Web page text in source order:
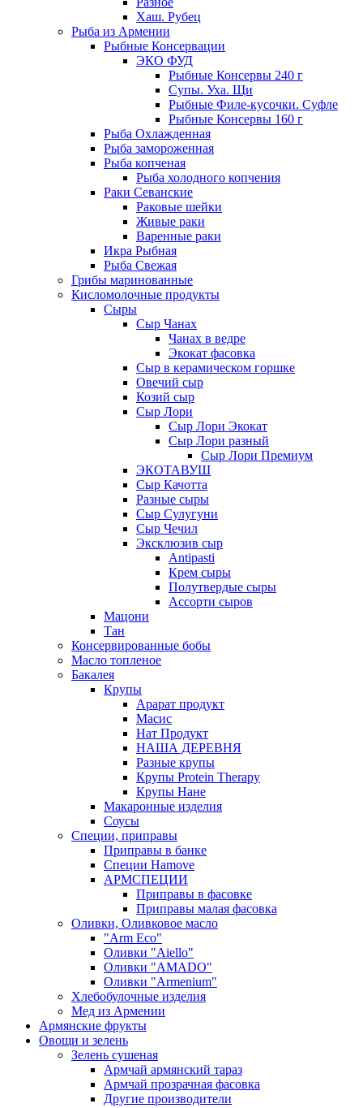
Хаш. Рубец
Рыба из Армении
Рыбные Консервации
ЭКО ФУД
Рыбные Консервы 240 г
Супы. Уха. Щи
Рыбные Филе-кусочки. Суфле
Рыбные Консервы 160 г
Рыба Охлажденная
Рыба замороженная
Рыба копченая
Рыба холодного копчения
Раки Севанские
Раковые шейки
Живые раки
Варенные раки
Икра Рыбная
Рыба Свежая
Грибы маринованные
Кисломолочные продукты
Сыры
Сыр Чанах
Чанах в ведре
Экокат фасовка
Сыр в керамическом горшке
Овечий сыр
Козий сыр
Сыр Лори
Сыр Лори Экокат
Сыр Лори разный
Сыр Лори Премиум
ЭКОТАВУШ
Сыр Качотта
Разные сыры
Сыр Сулугуни
Сыр Чечил
Эксклюзив сыр
Antipasti
Крем сыры
Полутвердые сыры
Ассорти сыров
Мацони
Тан
Консервированные бобы
Масло топленое
Бакалея
Крупы
Арарат продукт
Масис
Нат Продукт
НАША ДЕРЕВНЯ
Разные крупы
Крупы Protein Therapy
Крупы Нане
Макаронные изделия
Соусы
Специи, приправы
Приправы в банке
Специи Hamove
АРМСПЕЦИИ
Приправы в фасовке
Приправы малая фасовка
Оливки, Оливковое масло
"Arm Eco"
Оливки "Aiello"
Оливки "AMADO"
Оливки "Armenium"
Хлебобулочные изделия
Мед из Армении
Армянские фрукты
Овощи и зелень
Зелень сушеная
Армчай армянский тараз
Армчай прозрачная фасовка
Другие производители